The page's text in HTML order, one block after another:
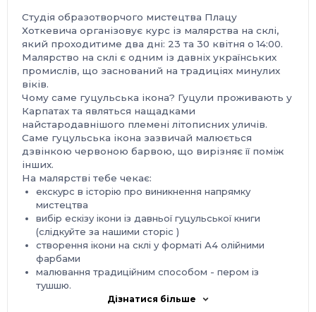
Студія образотворчого мистецтва Плацу
Хоткевича організовує курс із малярства на склі,
який проходитиме два дні: 23 та 30 квітня о 14:00.
Малярство на склі є одним із давніх українських
промислів, що заснований на традиціях минулих
віків.
Чому саме гуцульська ікона? Гуцули проживають у
Карпатах та являться нащадками
найстародавнішого племені літописних уличів.
Саме гуцульська ікона зазвичай малюється
дзвінкою червоною барвою, що вирізняє її поміж
інших.
На малярстві тебе чекає:
екскурс в історію про виникнення напрямку
мистецтва
вибір ескізу ікони із давньої гуцульської книги
(слідкуйте за нашими сторіс )
створення ікони на склі у форматі А4 олійними
фарбами
малювання традиційним способом - пером із
тушшю.
допомога професійної художниці малярства на склі,
Дізнатися більше